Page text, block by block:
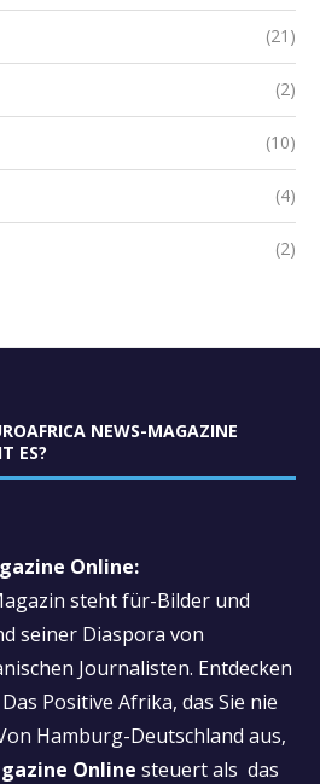
(21)
(2)
(10)
(4)
(2)
NEWS-MAGAZINE
ES?
Online:
steht für-Bilder und
seiner Diaspora von
Journalisten. Entdecken
Positive Afrika, das Sie nie
Hamburg-Deutschland aus,
Online steuert als das